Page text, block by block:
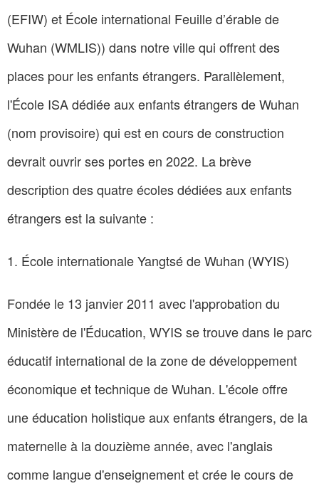
(EFIW) et École international Feuille d’érable de
Wuhan (WMLIS)) dans notre ville qui offrent des
places pour les enfants étrangers. Parallèlement,
l'École ISA dédiée aux enfants étrangers de Wuhan
(nom provisoire) qui est en cours de construction
devrait ouvrir ses portes en 2022. La brève
description des quatre écoles dédiées aux enfants
étrangers est la suivante :
1. École internationale Yangtsé de Wuhan (WYIS)
Fondée le 13 janvier 2011 avec l'approbation du
Ministère de l'Éducation, WYIS se trouve dans le parc
éducatif international de la zone de développement
économique et technique de Wuhan. L'école offre
une éducation holistique aux enfants étrangers, de la
maternelle à la douzième année, avec l'anglais
comme langue d'enseignement et crée le cours de